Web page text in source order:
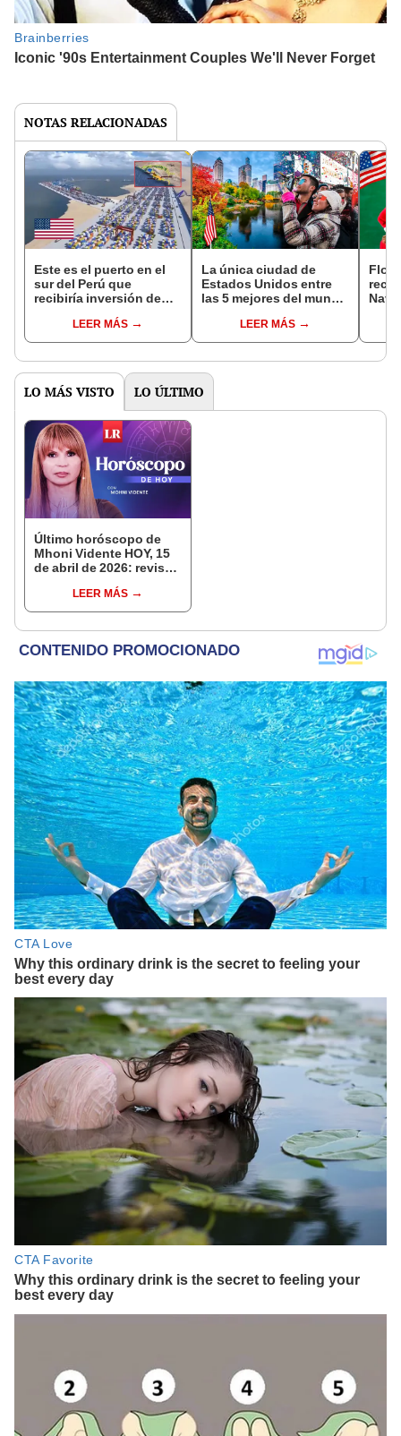
NOTAS RELACIONADAS
Este es el puerto en el
sur del Perú que
recibiría inversión de
competir con el
Megapuerto de Chancay
LEER MÁS
La única ciudad de
Estados Unidos entre
las 5 mejores del mundo
según World’s Best
Cities
LEER MÁS
LO MÁS VISTO LO ÚLTIMO
Último horóscopo de
Mhoni Vidente HOY, 15
de abril de 2026: revisa
signo y entérate si te
espera un día
LEER MÁS